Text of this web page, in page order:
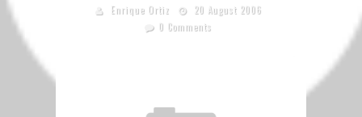
Enrique Ortiz
20 August 2006
0 Comments